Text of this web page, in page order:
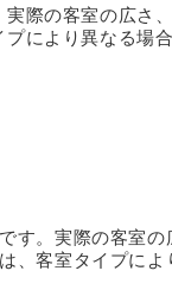
際の客室の広さ
により異なる場
す。実際の客室の
、客室タイプに